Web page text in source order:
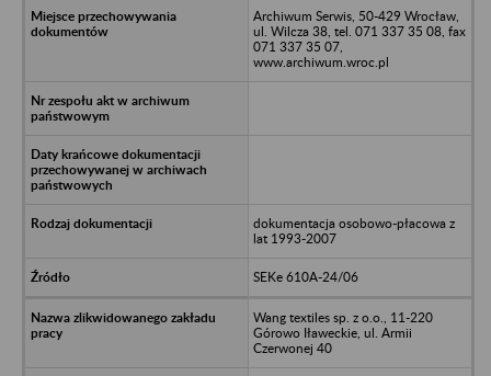
Archiwum Serwis, 50-429 Wrocław,
ul. Wilcza 38, tel. 071 337 35 08, fax
071 337 35 07,
www.archiwum.wroc.pl
dokumentacja osobowo-płacowa z
lat 1993-2007
SEKe 610A-24/06
Wang textiles sp. z o.o., 11-220
Górowo Iławeckie, ul. Armii
Czerwonej 40